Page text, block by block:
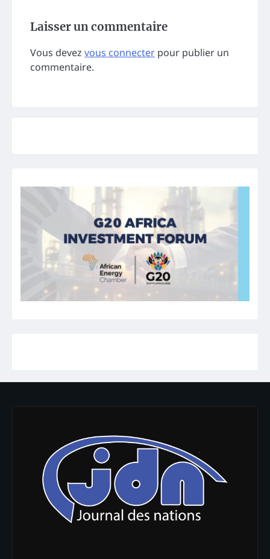
Laisser un commentaire
Vous devez vous connecter pour publier un
commentaire.